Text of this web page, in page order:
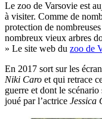
Le zoo de Varsovie est
à visiter. Comme de
protection de
nombreux vieux arbres
» Le site web du zoo de
En 2017 sort sur les
Niki Caro et qui retrace
guerre et dont le
joué par l’actrice Jessica